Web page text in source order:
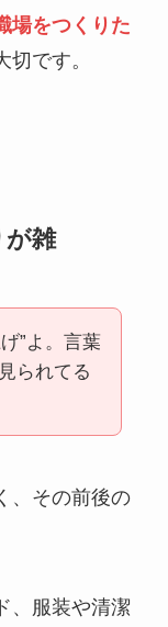
場をつくりた
です。
が雑
”よ。言葉
られてる
、その前後の
、服装や清潔